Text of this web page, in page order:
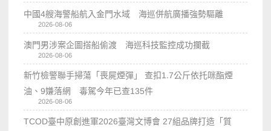
中國4艘海警船航入金門水域 海巡併航廣播強勢驅離
2026-08-06
澳門男涉案企圖搭船偷渡 海巡科技監控成功攔截
2026-08-06
新竹檢警聯手掃蕩「喪屍煙彈」 查扣1.7公斤依托咪酯煙
油、9嫌落網 毒駕今年已查135件
2026-08-06
TCOD臺中原創進軍2026臺灣文博會 27組品牌打造「質